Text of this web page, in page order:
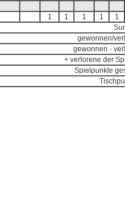
1 1 1 1
1
gewonnen/
gewonnen -
+ verlorene der
Spielpunkte